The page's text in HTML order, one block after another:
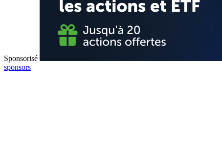
Sponsorisé
sponsors